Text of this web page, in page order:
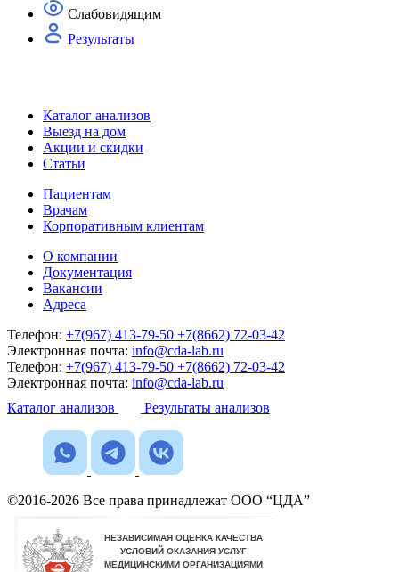
Слабовидящим
Результаты
Каталог анализов
Выезд на дом
Акции и скидки
Статьи
Пациентам
Врачам
Корпоративным клиентам
О компании
Документация
Вакансии
Адреса
Телефон: +7(967) 413-79-50 +7(8662) 72-03-42
Электронная почта: info@cda-lab.ru
Телефон: +7(967) 413-79-50 +7(8662) 72-03-42
Электронная почта: info@cda-lab.ru
Каталог анализов
Результаты анализов
©2016-2026 Все права принадлежат ООО “ЦДА”